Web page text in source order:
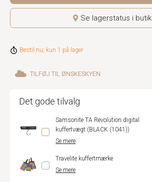
Se lagerstatus i butik
Bestil nu, kun 1 på lager
TILFØJ TIL ØNSKESKYEN
Det gode tilvalg
Samsonite TA Revolution digital
kuffertvægt (BLACK (1041))
Se mere
Travelite kuffertmærke
Se mere